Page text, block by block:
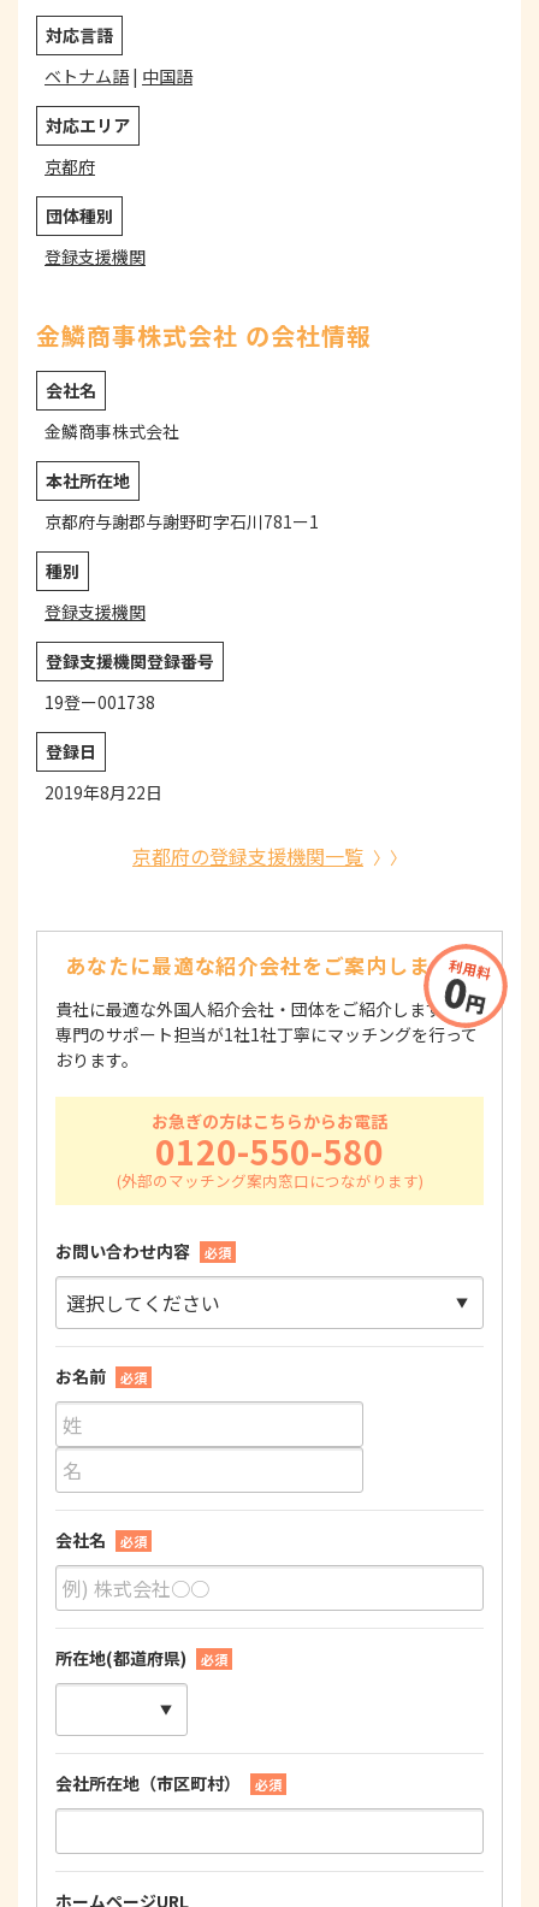
対応言語
ベトナム語| 中国語
対応エリア
京都府
団体種別
登録支援機関
金鱗商事株式会社 の会社情報
会社名
金鱗商事株式会社
本社所在地
京都府与謝郡与謝野町字石川781ー1
種別
登録支援機関
登録支援機関登録番号
19登ー001738
登録日
2019年8月22日
京都府の登録支援機関一覧
あなたに最適な紹介会社をご案内します！
貴社に最適な外国人紹介会社・団体をご紹介します！
専門のサポート担当が1社1社丁寧にマッチングを行って
おります。
お急ぎの方はこちらからお電話
0120-550-580
お問い合わせ内容 必須
お名前 必須
会社名 必須
所在地(都道府県) 必須
会社所在地（市区町村） 必須
ホームページURL